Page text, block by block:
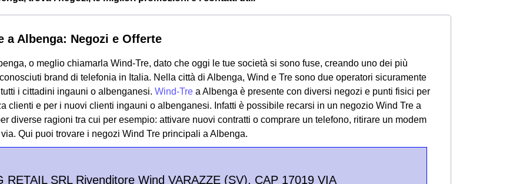
a Albenga: Negozi e Offerte
o meglio chiamarla Wind-Tre, dato che oggi le tue società si sono fuse, creando uno dei più
brand di telefonia in Italia. Nella città di Albenga, Wind e Tre sono due operatori sicuramente
i cittadini ingauni o albenganesi. Wind-Tre a Albenga è presente con diversi negozi e punti fisici per
clienti e per i nuovi clienti ingauni o albenganesi. Infatti è possibile recarsi in un negozio Wind Tre a
diverse ragioni tra cui per esempio: attivare nuovi contratti o comprare un telefono, ritirare un modem
Qui puoi trovare i negozi Wind Tre principali a Albenga.
RETAIL SRL Rivenditore Wind VARAZZE (SV), CAP 17019 VIA